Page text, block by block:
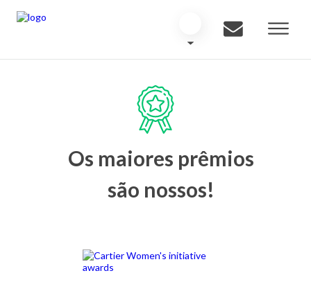
Os maiores prêmios
são nossos!